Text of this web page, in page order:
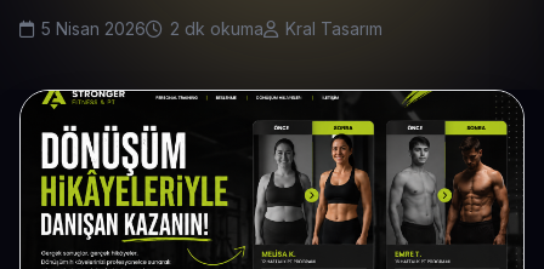
5 Nisan 2026 2 dk okuma Kral Tasarım